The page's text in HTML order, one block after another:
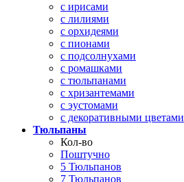
с ирисами
с лилиями
с орхидеями
с пионами
с подсолнухами
с ромашками
с тюльпанами
с хризантемами
с эустомами
с декоративными цветами
Тюльпаны
Кол-во
Поштучно
5 Тюльпанов
7 Тюльпанов